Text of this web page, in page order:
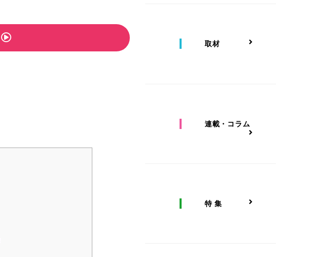
取材
連載・コラム
特 集